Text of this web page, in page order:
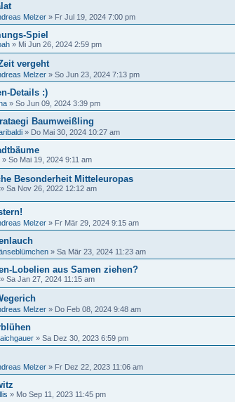
Melzer » Fr Jul 19, 2024 7:00 pm
Spiel
» Mi Jun 26, 2024 2:59 pm
vergeht
Melzer » So Jun 23, 2024 7:13 pm
Details :)
» So Jun 09, 2024 3:39 pm
Baumweißling
» Do Mai 30, 2024 10:27 am
» So Mai 19, 2024 9:11 am
Besonderheit Mitteleuropas
» Sa Nov 26, 2022 12:12 am
Melzer » Fr Mär 29, 2024 9:15 am
» Sa Mär 23, 2024 11:23 am
Lobelien aus Samen ziehen?
» Sa Jan 27, 2024 11:15 am
Melzer » Do Feb 08, 2024 9:48 am
» Sa Dez 30, 2023 6:59 pm
Melzer » Fr Dez 22, 2023 11:06 am
» Mo Sep 11, 2023 11:45 pm